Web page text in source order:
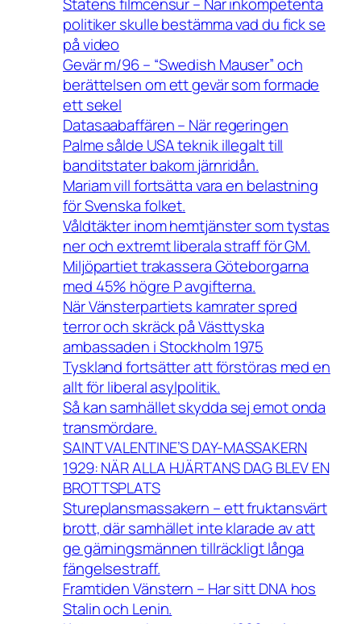
politiker skulle bestämma vad du fick se
på video
Gevär m/96 – “Swedish Mauser” och
berättelsen om ett gevär som formade
ett sekel
Datasaabaffären – När regeringen
Palme sålde USA teknik illegalt till
banditstater bakom järnridån.
Mariam vill fortsätta vara en belastning
för Svenska folket.
Våldtäkter inom hemtjänster som tystas
ner och extremt liberala straff för GM.
Miljöpartiet trakassera Göteborgarna
med 45% högre P avgifterna.
När Vänsterpartiets kamrater spred
terror och skräck på Västtyska
ambassaden i Stockholm 1975
Tyskland fortsätter att förstöras med en
allt för liberal asylpolitik.
Så kan samhället skydda sej emot onda
transmördare.
SAINT VALENTINE’S DAY-MASSAKERN
1929: NÄR ALLA HJÄRTANS DAG BLEV EN
BROTTSPLATS
Stureplansmassakern – ett fruktansvärt
brott, där samhället inte klarade av att
ge gärningsmännen tillräckligt långa
fängelsestraff.
Framtiden Vänstern – Har sitt DNA hos
Stalin och Lenin.